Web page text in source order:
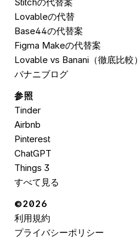
Lovableの代替
Base44の代替案
Figma Makeの代替案
Lovable vs Banani（徹底比較）
バナニブログ
参照
Tinder
Airbnb
Pinterest
ChatGPT
Things 3
すべて見る
©2026
利用規約
プライバシーポリシー